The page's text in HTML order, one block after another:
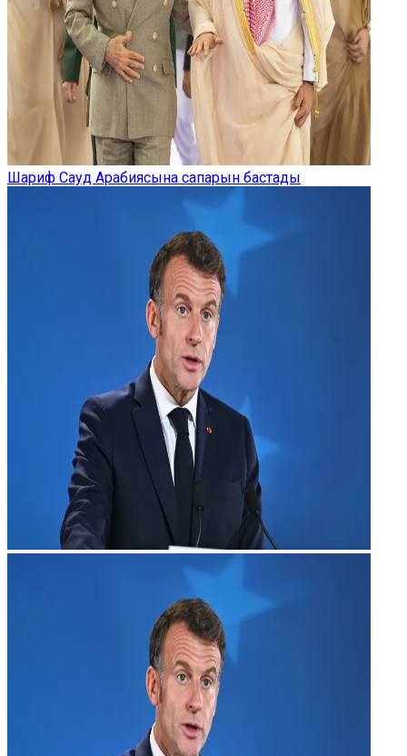
Шариф Сауд Арабиясына сапарын бастады